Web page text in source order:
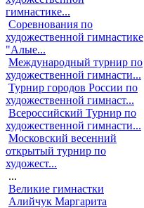
гимнастике...
Соревнования по
художественной гимнастике
"Алые...
Международный турнир по
художественной гимнасти...
Турнир городов России по
художественной гимнаст...
Всероссийский Турнир по
художественной гимнасти...
Московский весенний
открытый турнир по
художест...
...
Великие гимнастки
Алийчук Маргарита